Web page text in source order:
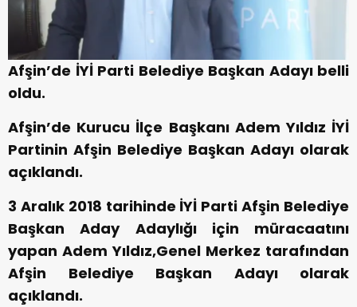
Afşin’de İYİ Parti Belediye Başkan Adayı belli
oldu.
Afşin’de Kurucu İlçe Başkanı Adem Yıldız İYİ
Partinin Afşin Belediye Başkan Adayı olarak
açıklandı.
3 Aralık 2018 tarihinde İYİ Parti Afşin Belediye
Başkan Aday Adaylığı için müracaatını
yapan Adem Yıldız,Genel Merkez tarafından
Afşin Belediye Başkan Adayı olarak
açıklandı.